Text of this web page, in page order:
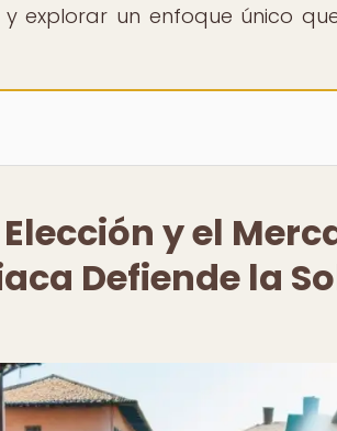
explorar un enfoque único
y el
Defiende la